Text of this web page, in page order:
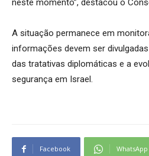
neste momento”, destacou o
A situação permanece em
informações devem ser
das tratativas diplomáticas e a
segurança em Israel.
Facebook WhatsApp